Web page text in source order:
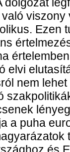
Ezen
elvi
nem
a puha